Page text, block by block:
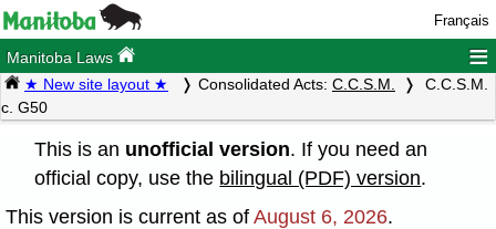
Français
Manitoba Laws ≡
★ New site layout ★ Consolidated Acts: C.C.S.M.
C.C.S.M.
c. G50
This is an unofficial version. If you need an
official copy, use the bilingual (PDF) version.
This version is current as of August 6, 2026.